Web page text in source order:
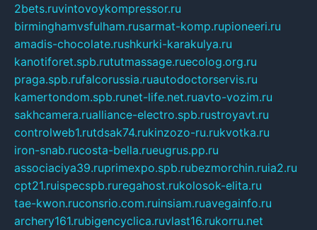
2bets.ruvintovoykompressor.ru
birminghamvsfulham.rusarmat-komp.rupioneeri.ru
amadis-chocolate.rushkurki-karakulya.ru
kanotiforet.spb.rututmassage.ruecolog.org.ru
praga.spb.rufalcorussia.ruautodoctorservis.ru
kamertondom.spb.runet-life.net.ruavto-vozim.ru
sakhcamera.rualliance-electro.spb.rustroyavt.ru
controlweb1.rutdsak74.rukinzozo-ru.rukvotka.ru
iron-snab.rucosta-bella.rueugrus.pp.ru
associaciya39.ruprimexpo.spb.rubezmorchin.ruia2.ru
cpt21.ruispecspb.ruregahost.rukolosok-elita.ru
tae-kwon.ruconsrio.com.ruinsiam.ruavegainfo.ru
archery161.rubigencyclica.ruvlast16.rukorru.net